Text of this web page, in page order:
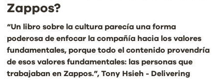
Zappos?
“Un libro sobre la cultura parecía una forma
poderosa de enfocar la compañía hacia los valores
fundamentales, porque todo el contenido provendría
de esos valores fundamentales: las personas que
trabajaban en Zappos.”, Tony Hsieh - Delivering